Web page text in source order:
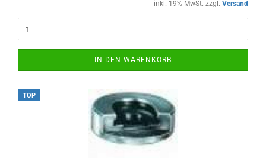
inkl. 19% MwSt. zzgl. Versand
IN DEN WARENKORB
TOP